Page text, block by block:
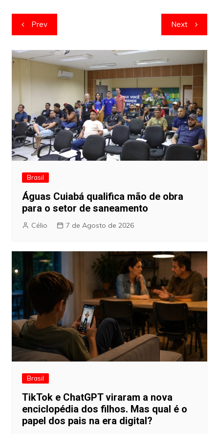
Navegação
de
artigos
Prev Next
Brasil
Águas Cuiabá qualifica mão de obra
para o setor de saneamento
Célio 7 de Agosto de 2026
Brasil
TikTok e ChatGPT viraram a nova
enciclopédia dos filhos. Mas qual é o
papel dos pais na era digital?